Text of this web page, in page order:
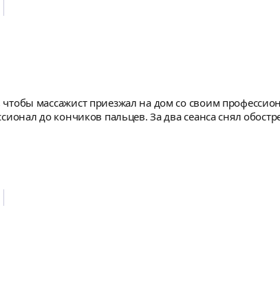
массажист приезжал на дом со своим
до кончиков пальцев. За два сеанса снял